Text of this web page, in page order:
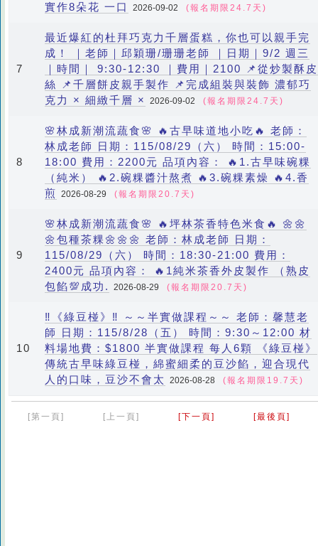
實作8朵花 一口
2026-09-02 (報名期限24.7天)
7
最近爆紅的杜拜巧克力千層蛋糕，你也可以親手完
成！ ｜老師｜邱穎珊/珊珊老師 ｜日期｜9/2 週三
｜時間｜ 9:30-12:30 ｜費用｜2100 📌從炒製酥皮
絲 📌千層餅皮親手製作 📌完成組裝與裝飾 濃郁巧
克力 × 細緻千層 ×
2026-09-02 (報名期限24.7天)
8
🌸林成新潮流蔬食🌸 🔥古早味道地小吃🔥 老師：
林成老師 日期：115/08/29（六） 時間：15:00-
18:00 費用：2200元 品項內容： 🔥1.古早味碗粿
（純米） 🔥2.碗粿醬汁熬煮 🔥3.碗粿素燥 🔥4.香
煎 2026-08-29 (報名期限20.7天)
9
🌸林成新潮流蔬食🌸 🔥坪林茶香特色米食🔥 🌼🌼
🌼包種茶粿🌼🌼🌼 老師：林成老師 日期：
115/08/29（六） 時間：18:30-21:00 費用：
2400元 品項內容： 🔥1純米茶香外皮製作 （熟皮
包餡💯成功.
2026-08-29 (報名期限20.7天)
10
‼️《綠豆椪》‼️ ～～半實做課程～～ 老師：馨慧老
師 日期：115/8/28（五） 時間：9:30～12:00 材
料場地費：$1800 半實做課程 每人6顆 《綠豆椪》
傳統古早味綠豆椪，綿蜜細柔的豆沙餡，迎合現代
人的口味，豆沙不會太
2026-08-28 (報名期限19.7天)
[第一頁] [上一頁] [下一頁] [最後頁]